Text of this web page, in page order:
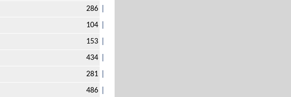
286
104
153
434
281
486